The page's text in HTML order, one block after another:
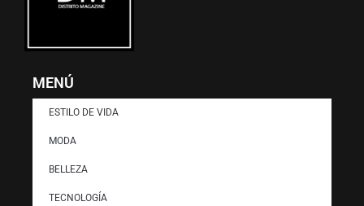
MENÚ
ESTILO DE VIDA
MODA
BELLEZA
TECNOLOGÍA